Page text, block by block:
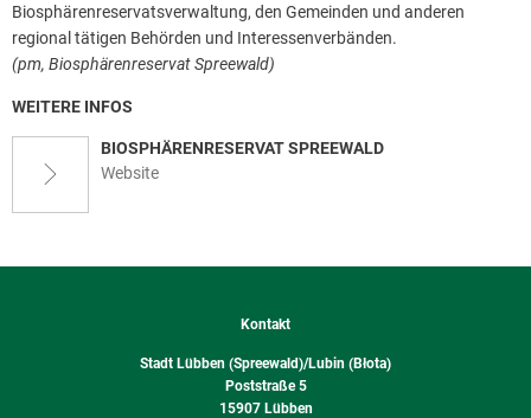
Biosphärenreservatsverwaltung, den Gemeinden und anderen
regional tätigen Behörden und Interessenverbänden.
(pm, Biosphärenreservat Spreewald)
WEITERE INFOS
BIOSPHÄRENRESERVAT SPREEWALD
Website
Kontakt
Stadt Lübben (Spreewald)/Lubin (Błota)
Poststraße 5
15907 Lübben